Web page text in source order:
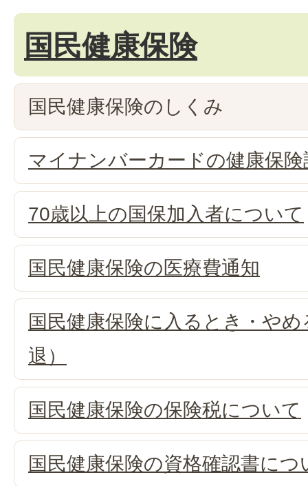
国民健康保険
国民健康保険のしくみ
マイナンバーカードの健康保
70歳以上の国保加入者について
国民健康保険の医療費通知
国民健康保険に入るとき・や
退）
国民健康保険の保険税について
国民健康保険の資格確認書につ